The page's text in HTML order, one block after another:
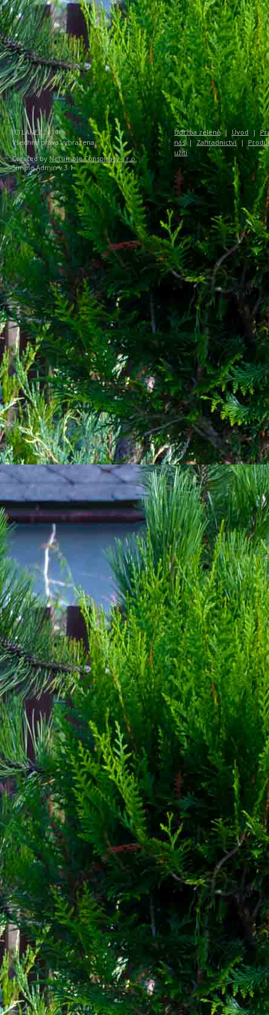
(C) LANEZ 2014
Všechna práva vyhrazena
Created by Netsimple Conspiracy s.r.o.
Simple Admin v 3.1
Údržba zeleně|Úvod |
nás| Zahradnictví|
užití